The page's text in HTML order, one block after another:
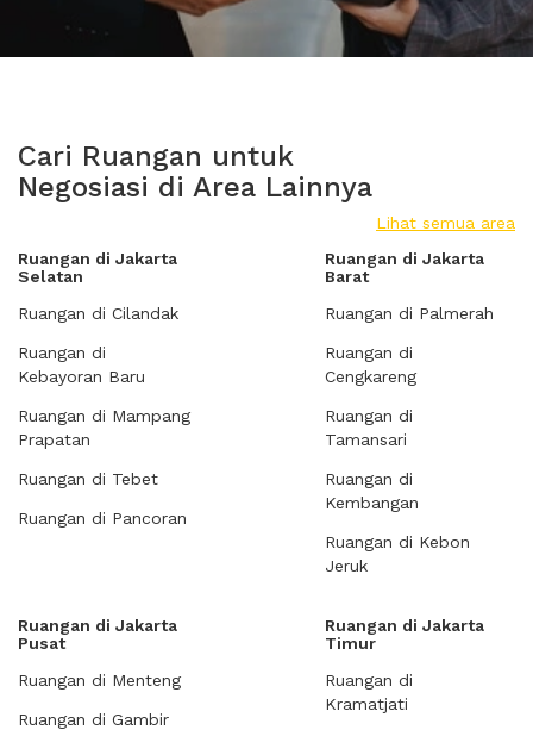
Cari Ruangan untuk
Negosiasi di Area Lainnya
Lihat semua area
Ruangan di Jakarta
Selatan
Ruangan di Cilandak
Ruangan di
Kebayoran Baru
Ruangan di Mampang
Prapatan
Ruangan di Tebet
Ruangan di Pancoran
Ruangan di Jakarta
Barat
Ruangan di Palmerah
Ruangan di
Cengkareng
Ruangan di
Tamansari
Ruangan di
Kembangan
Ruangan di Kebon
Jeruk
Ruangan di Jakarta
Pusat
Ruangan di Menteng
Ruangan di Gambir
Ruangan di Jakarta
Timur
Ruangan di
Kramatjati